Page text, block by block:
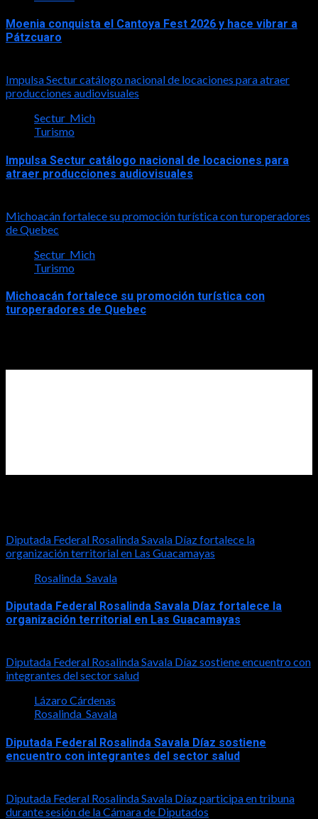
Moenia conquista el Cantoya Fest 2026 y hace vibrar a
Pátzcuaro
Impulsa Sectur catálogo nacional de locaciones para atraer
producciones audiovisuales
Sectur_Mich
Turismo
Impulsa Sectur catálogo nacional de locaciones para
atraer producciones audiovisuales
Michoacán fortalece su promoción turística con turoperadores
de Quebec
Sectur_Mich
Turismo
Michoacán fortalece su promoción turística con
turoperadores de Quebec
Diputada Federal Rosalinda Savala Díaz fortalece la
organización territorial en Las Guacamayas
Rosalinda_Savala
Diputada Federal Rosalinda Savala Díaz fortalece la
organización territorial en Las Guacamayas
Diputada Federal Rosalinda Savala Díaz sostiene encuentro con
integrantes del sector salud
Lázaro Cárdenas
Rosalinda_Savala
Diputada Federal Rosalinda Savala Díaz sostiene
encuentro con integrantes del sector salud
Diputada Federal Rosalinda Savala Díaz participa en tribuna
durante sesión de la Cámara de Diputados